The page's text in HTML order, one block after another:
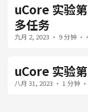
uCore 实验
多任务
九月 2, 2023 · 9 分钟 ·
uCore 实验
八月 31, 2023 · 1 分钟